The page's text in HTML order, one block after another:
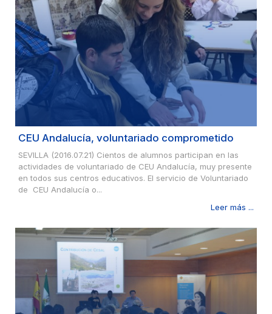
CEU Andalucía, voluntariado comprometido
SEVILLA (2016.07.21) Cientos de alumnos participan en las
actividades de voluntariado de CEU Andalucía, muy presente
en todos sus centros educativos. El servicio de Voluntariado
de CEU Andalucía o...
Leer más ...